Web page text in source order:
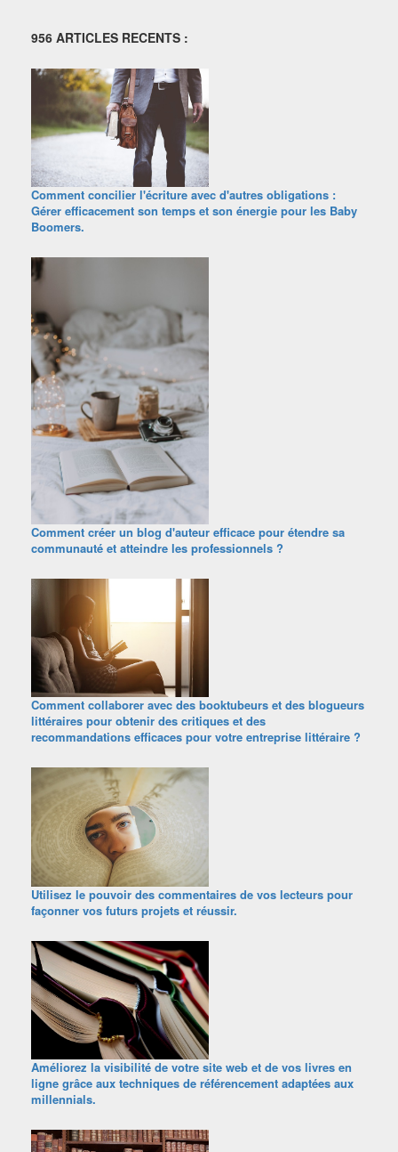
956 ARTICLES RECENTS :
Comment concilier l'écriture avec d'autres obligations :
Gérer efficacement son temps et son énergie pour les Baby
Boomers.
Comment créer un blog d'auteur efficace pour étendre sa
communauté et atteindre les professionnels ?
Comment collaborer avec des booktubeurs et des blogueurs
littéraires pour obtenir des critiques et des
recommandations efficaces pour votre entreprise littéraire ?
Utilisez le pouvoir des commentaires de vos lecteurs pour
façonner vos futurs projets et réussir.
Améliorez la visibilité de votre site web et de vos livres en
ligne grâce aux techniques de référencement adaptées aux
millennials.